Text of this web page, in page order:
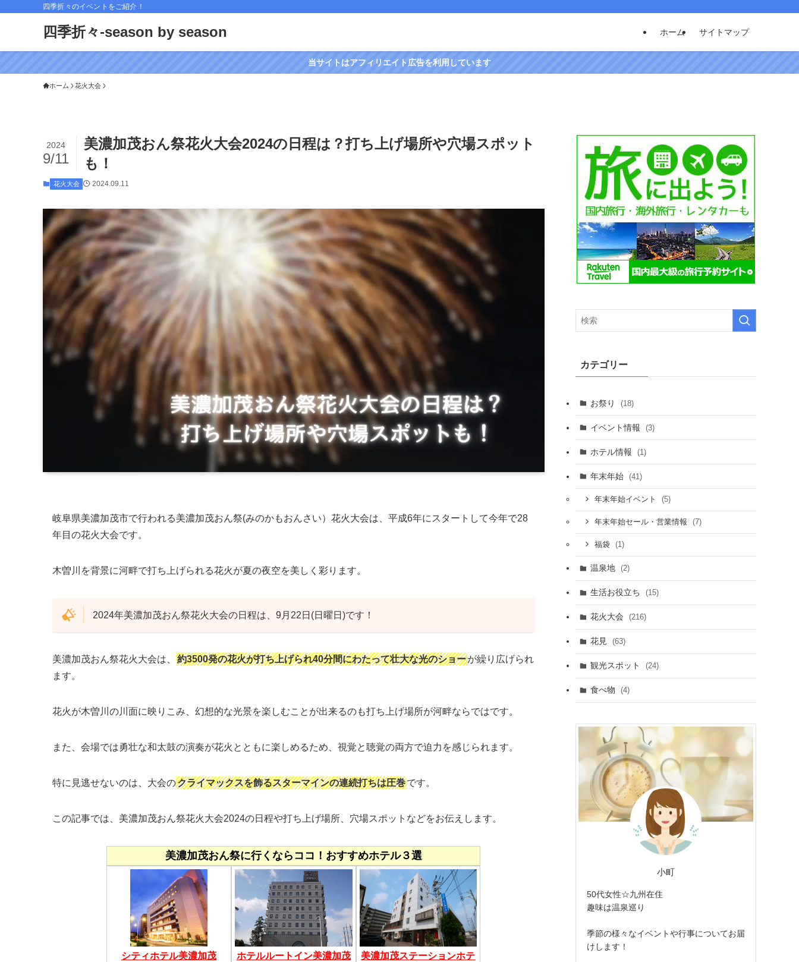
四季折々のイベントをご紹介！
四季折々-season by season ホーム サイトマップ
当サイトはアフィリエイト広告を利用しています
ホーム 花火大会
美濃加茂おん祭花火大会2024の日程は？打ち上げ場所や穴場スポット
も！
2024
9/11
花火大会 2024.09.11
岐阜県美濃加茂市で行われる美濃加茂おん祭(みのかもおんさい）花火大会は、平成6年にスタートして今年で28
年目の花火大会です。
木曽川を背景に河畔で打ち上げられる花火が夏の夜空を美しく彩ります。
2024年美濃加茂おん祭花火大会の日程は、9月22日(日曜日)です！
美濃加茂おん祭花火大会は、 約3500発の花火が打ち上げられ40分間にわたって壮大な光のショーが繰り広げられ
ます。
花火が木曽川の川面に映りこみ、幻想的な光景を楽しむことが出来るのも打ち上げ場所が河畔ならではです。
また、会場では勇壮な和太鼓の演奏が花火とともに楽しめるため、視覚と聴覚の両方で迫力を感じられます。
特に見逃せないのは、大会のクライマックスを飾るスターマインの連続打ちは圧巻です。
この記事では、美濃加茂おん祭花火大会2024の日程や打ち上げ場所、穴場スポットなどをお伝えします。
美濃加茂おん祭に行くならココ！おすすめホテル３選
シティホテル美濃加茂 ホテルルートイン美濃加茂
美濃加茂ステーションホテ
カテゴリー
お祭り (18)
イベント情報 (3)
ホテル情報 (1)
年末年始 (41)
年末年始イベント (5)
年末年始セール・営業情報 (7)
福袋 (1)
温泉地 (2)
生活お役立ち (15)
花火大会 (216)
花見 (63)
観光スポット (24)
食べ物 (4)
小町
50代女性☆九州在住
趣味は温泉巡り
季節の様々なイベントや行事についてお届
けします！